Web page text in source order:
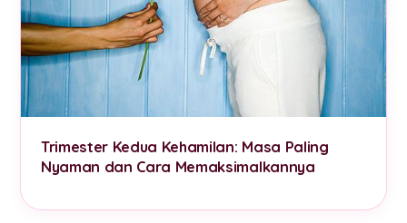
Trimester Kedua Kehamilan: Masa Paling
Nyaman dan Cara Memaksimalkannya